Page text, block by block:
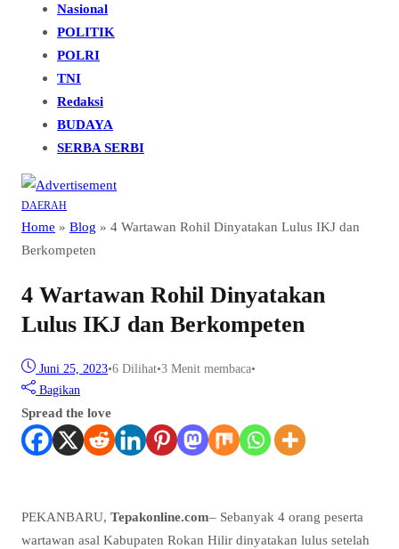
Nasional
POLITIK
POLRI
TNI
Redaksi
BUDAYA
SERBA SERBI
DAERAH
Home » Blog » 4 Wartawan Rohil Dinyatakan Lulus IKJ dan
Berkompeten
4 Wartawan Rohil Dinyatakan
Lulus IKJ dan Berkompeten
Juni 25, 2023•6 Dilihat•3 Menit membaca•
Bagikan
Spread the love
PEKANBARU, Tepakonline.com– Sebanyak 4 orang peserta
wartawan asal Kabupaten Rokan Hilir dinyatakan lulus setelah